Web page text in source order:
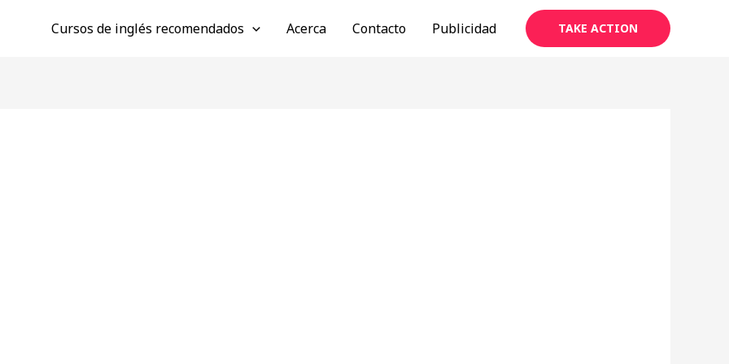
Cursos de inglés recomendados Acerca Contacto Publicidad TAKE ACTION